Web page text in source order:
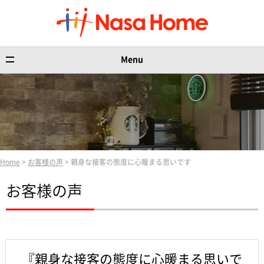
Menu
Home > お客様の声 > 親身な接客の態度に心暖まる思いです
お客様の声
『親身な接客の態度に心暖まる思いで